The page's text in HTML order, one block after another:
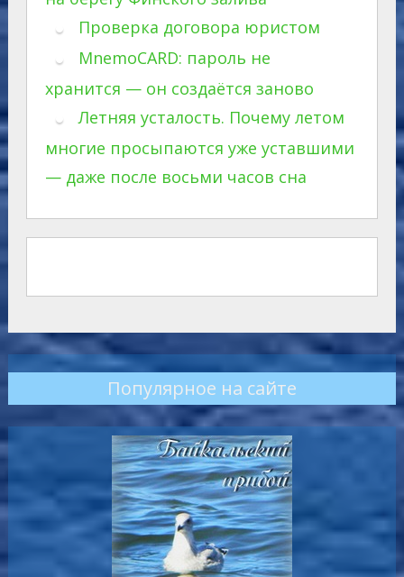
Проверка договора юристом
MnemoCARD: пароль не
хранится — он создаётся заново
Летняя усталость. Почему летом
многие просыпаются уже уставшими
— даже после восьми часов сна
Популярное на сайте